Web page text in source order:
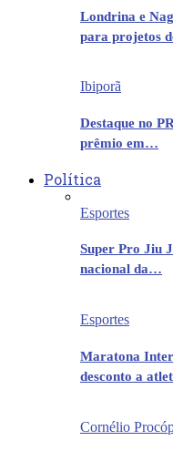
Londrina e
para projetos
Ibiporã
Destaque no
prêmio em…
Política
Esportes
Super Pro Jiu
nacional da…
Esportes
Maratona
desconto a
Cornélio